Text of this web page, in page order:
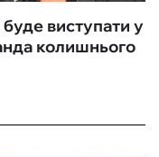
буде виступати у
колишнього